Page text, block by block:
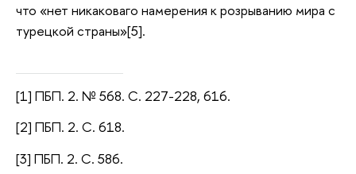
что «нет никаковаго намерения к розрыванию мира с
турецкой страны»[5].
[1] ПБП. 2. № 568. С. 227-228, 616.
[2] ПБП. 2. С. 618.
[3] ПБП. 2. С. 586.